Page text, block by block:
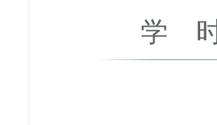
学 时